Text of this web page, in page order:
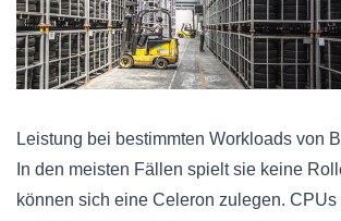
Leistung bei bestimmten Workloads von
In den meisten Fällen spielt sie keine
können sich eine Celeron zulegen.